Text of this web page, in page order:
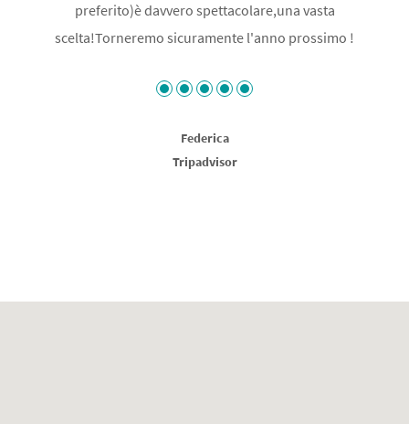
preferito)è davvero spettacolare,una vasta
scelta!Torneremo sicuramente l'anno prossimo !
Federica
Tripadvisor